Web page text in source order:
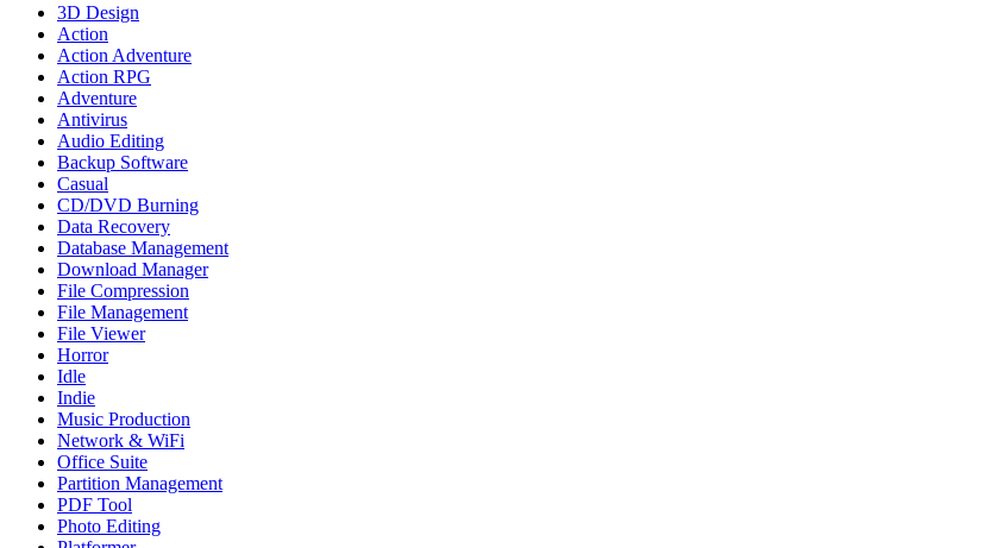
3D Design
Action
Action Adventure
Action RPG
Adventure
Antivirus
Audio Editing
Backup Software
Casual
CD/DVD Burning
Data Recovery
Database Management
Download Manager
File Compression
File Management
File Viewer
Horror
Idle
Indie
Music Production
Network & WiFi
Office Suite
Partition Management
PDF Tool
Photo Editing